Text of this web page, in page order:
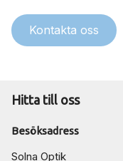
Kontakta oss
Hitta till oss
Besöksadress
Solna Optik